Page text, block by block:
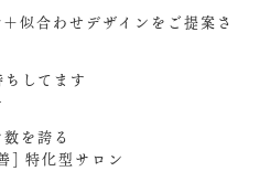
似合わせデザインをご提案さ
してます‍
を誇る
] 特化型サロン